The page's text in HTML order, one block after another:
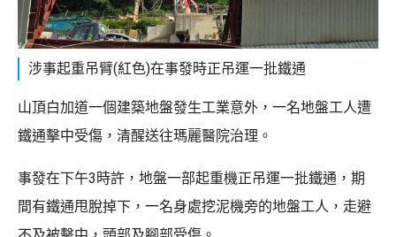
涉事起重吊臂(紅色)在事發時正吊運一批鐵通
山頂白加道一個建築地盤發生工業意外，一名地盤工人遭
鐵通擊中受傷，清醒送往瑪麗醫院治理。
事發在下午3時許，地盤一部起重機正吊運一批鐵通，期
間有鐵通甩脫掉下，一名身處挖泥機旁的地盤工人，走避